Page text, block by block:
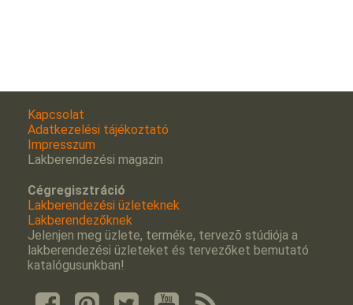
Kapcsolat
Adatkezelési tájékoztató
Impresszum
Lakberendezési magazin
Cégregisztráció
Lakberendezési üzleteknek
Lakberendezőknek
Jelenjen meg üzlete, terméke, tervezõ stúdiója a
lakberendezési üzleteket és tervezőket bemutató
katalógusunkban!